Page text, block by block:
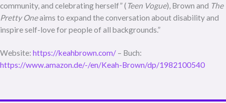
community, and celebrating herself” ( Teen Vogue), Brown and The
Pretty Oneaims to expand the conversation about disability and
inspire self-love for people of all backgrounds.”
Website: https://keahbrown.com/ – Buch:
https://www.amazon.de/-/en/Keah-Brown/dp/1982100540